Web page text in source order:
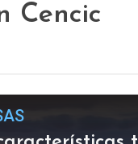
Cencic